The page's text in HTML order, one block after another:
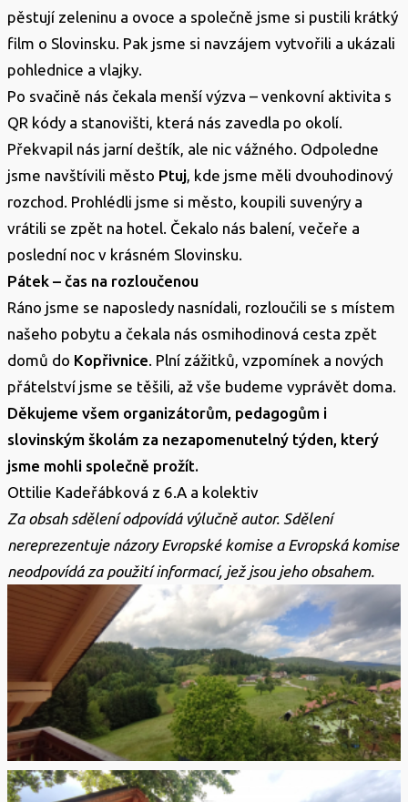
pěstují zeleninu a ovoce a společně jsme si pustili krátký
film o Slovinsku. Pak jsme si navzájem vytvořili a ukázali
pohlednice a vlajky.
Po svačině nás čekala menší výzva – venkovní aktivita s
QR kódy a stanovišti, která nás zavedla po okolí.
Překvapil nás jarní deštík, ale nic vážného. Odpoledne
jsme navštívili město Ptuj, kde jsme měli dvouhodinový
rozchod. Prohlédli jsme si město, koupili suvenýry a
vrátili se zpět na hotel. Čekalo nás balení, večeře a
poslední noc v krásném Slovinsku.
Pátek – čas na rozloučenou
Ráno jsme se naposledy nasnídali, rozloučili se s místem
našeho pobytu a čekala nás osmihodinová cesta zpět
domů do Kopřivnice. Plní zážitků, vzpomínek a nových
přátelství jsme se těšili, až vše budeme vyprávět doma.
Děkujeme všem organizátorům, pedagogům i
slovinským školám za nezapomenutelný týden, který
jsme mohli společně prožít.
Ottilie Kadeřábková z 6.A a kolektiv
Za obsah sdělení odpovídá výlučně autor. Sdělení
nereprezentuje názory Evropské komise a Evropská komise
neodpovídá za použití informací, jež jsou jeho obsahem.